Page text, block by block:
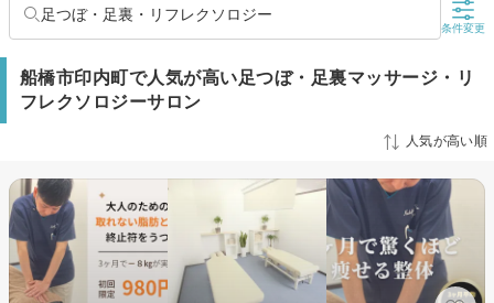
足つぼ・足裏・リフレクソロジー
条件変更
船橋市印内町で人気が高い足つぼ・足裏マッサージ・リ
フレクソロジーサロン
人気が高い順